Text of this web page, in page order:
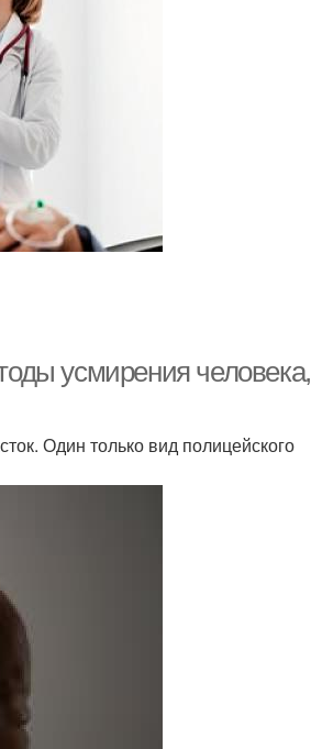
усмирения человека,
Один только вид полицейского